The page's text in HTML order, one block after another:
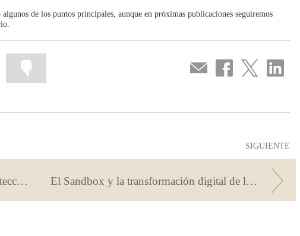
de los puntos principales, aunque en próximas publicaciones seguiremos
Compartir
por
Compartir
en
Compartir
en
Compartir
en
Marcar
información
Las microempresas, ahora con más protección en sus servicios de pago
SIGUIENTE
El Sandbox y la transformación digital de la economía